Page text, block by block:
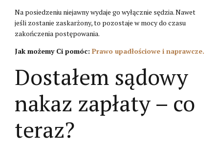
Na posiedzeniu niejawny wydaje go wyłącznie sędzia. Nawet
jeśli zostanie zaskarżony, to pozostaje w mocy do czasu
zakończenia postępowania.
Jak możemy Ci pomóc: Prawo upadłościowe i naprawcze.
Dostałem sądowy
nakaz zapłaty – co
teraz?